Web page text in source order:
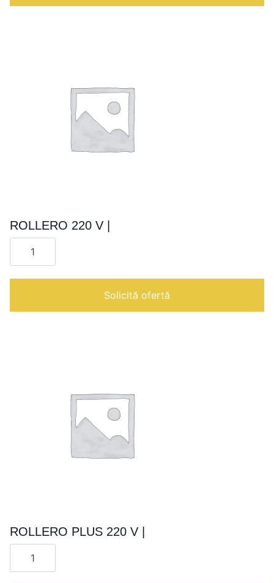
ROLLERO 220 V |
Cantitate
ROLLERO
220
|
Solicită ofertă
ROLLERO PLUS 220 V |
Cantitate
ROLLERO
PLUS